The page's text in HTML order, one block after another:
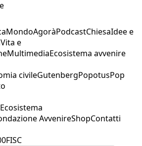
MondoAgoràPodcastChiesaIdee e
Vita e
MultimediaEcosistema avvenire
civileGutenbergPopotusPop
Ecosistema
AvvenireShopContatti
FISC